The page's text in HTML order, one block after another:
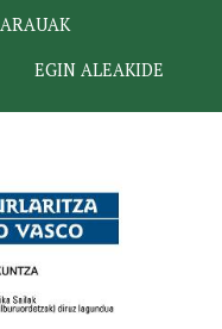
ARAUAK
EGIN ALEAKIDE